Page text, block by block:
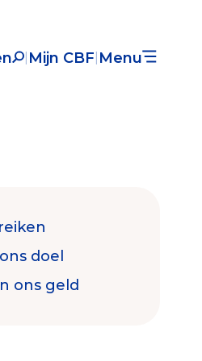
Mijn CBF Menu
doel
ons geld